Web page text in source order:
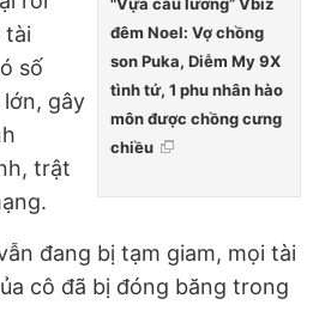
"Vựa cẩu lương” Vbiz
đêm Noel: Vợ chồng
son Puka, Diễm My 9X
tình tứ, 1 phu nhân hào
môn được chồng cưng
chiều
tài
số
gây
trật
đang bị tạm giam, mọi tài
cô đã bị đóng băng trong